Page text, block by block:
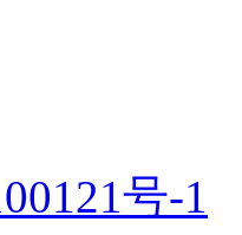
号-1